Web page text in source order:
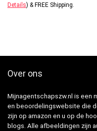
Details) & FREE Shipping
Over ons
Mijnagentschapszw.nl is een
en beoordelingswebsite die
zijn op amazon en u op de
blogs. Alle afbeeldingen zijn